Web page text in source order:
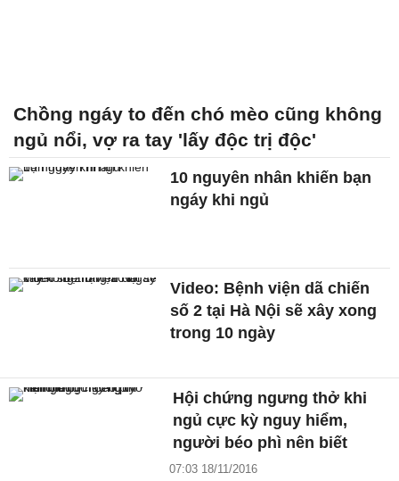
Chồng ngáy to đến chó mèo cũng không
ngủ nổi, vợ ra tay 'lấy độc trị độc'
10 nguyên nhân khiến bạn
ngáy khi ngủ
Video: Bệnh viện dã chiến
số 2 tại Hà Nội sẽ xây xong
trong 10 ngày
Hội chứng ngưng thở khi
ngủ cực kỳ nguy hiểm,
người béo phì nên biết
07:03 18/11/2016